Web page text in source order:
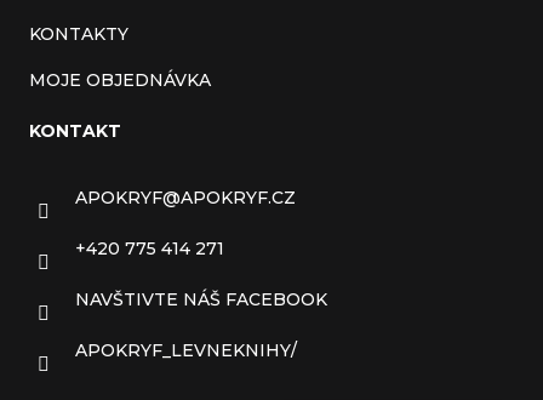
KONTAKTY
MOJE OBJEDNÁVKA
KONTAKT
APOKRYF@APOKRYF.CZ
+420 775 414 271
NAVŠTIVTE NÁŠ FACEBOOK
APOKRYF_LEVNEKNIHY/